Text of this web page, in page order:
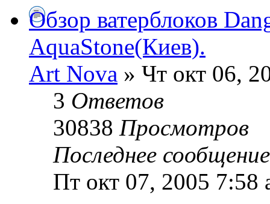
Обзор ватерблоков
AquaStone(Киев).
Art Nova » Чт окт 06,
3 Ответов
30838 Просмотров
Последнее
Пт окт 07, 2005 7:58